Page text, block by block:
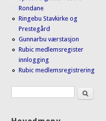
Rondane
Ringebu Stavkirke og
Prestegård
Gunnarbu værstasjon
Rubic medlemsregister
innlogging
Rubic medlemsregistrering
SøkeskjemaSøk